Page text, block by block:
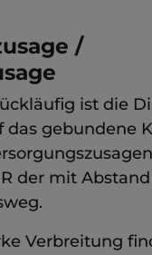
/
ist die
das gebundene
der mit
Verbreitung